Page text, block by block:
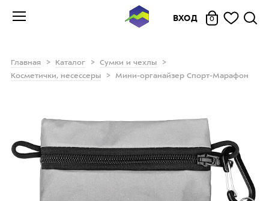
ВХОД 0
Главная Каталог
Сумки и чехлы
Косметички, несессеры
Мини-органайзер Спорт-Марафон